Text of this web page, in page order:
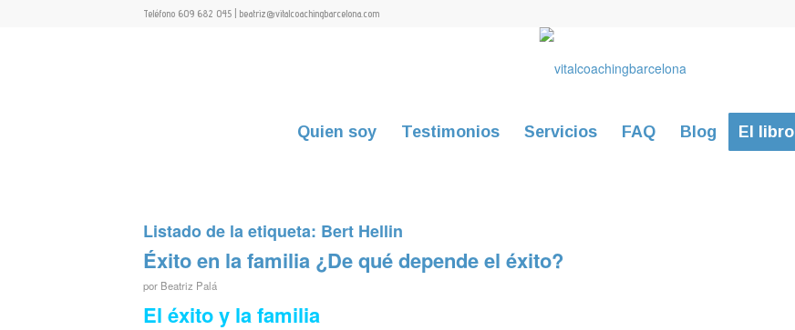
Teléfono 609 682 045 | beatriz@vitalcoachingbarcelona.com
Quien soy Testimonios Servicios FAQ Blog El libro
Listado de la etiqueta: Bert Hellin
Éxito en la familia ¿De qué depende el éxito?
por Beatriz Palá
El éxito y la familia